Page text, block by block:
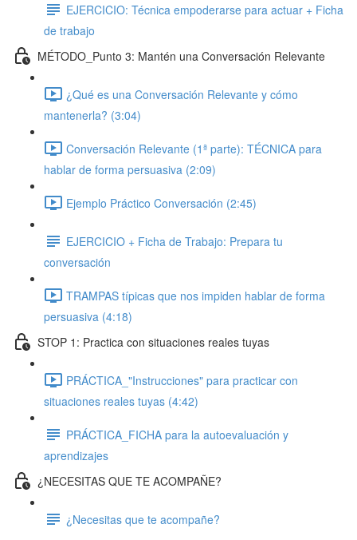
EJERCICIO: Técnica empoderarse para actuar + Ficha
de trabajo
MÉTODO_Punto 3: Mantén una Conversación Relevante
¿Qué es una Conversación Relevante y cómo
mantenerla? (3:04)
Conversación Relevante (1ª parte): TÉCNICA para
hablar de forma persuasiva (2:09)
Ejemplo Práctico Conversación (2:45)
EJERCICIO + Ficha de Trabajo: Prepara tu
conversación
TRAMPAS típicas que nos impiden hablar de forma
persuasiva (4:18)
STOP 1: Practica con situaciones reales tuyas
PRÁCTICA_"Instrucciones" para practicar con
situaciones reales tuyas (4:42)
PRÁCTICA_FICHA para la autoevaluación y
aprendizajes
¿NECESITAS QUE TE ACOMPAÑE?
¿Necesitas que te acompañe?